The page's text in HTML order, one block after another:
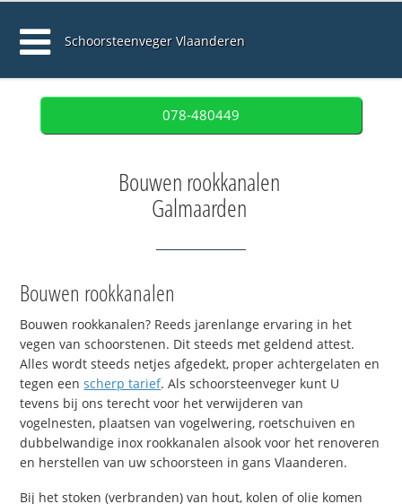
Schoorsteenveger Vlaanderen
078-480449
Bouwen rookkanalen
Galmaarden
Bouwen rookkanalen
Bouwen rookkanalen? Reeds jarenlange ervaring in het
vegen van schoorstenen. Dit steeds met geldend attest.
Alles wordt steeds netjes afgedekt, proper achtergelaten en
tegen eenscherp tarief. Als schoorsteenveger kunt U
tevens bij ons terecht voor het verwijderen van
vogelnesten, plaatsen van vogelwering, roetschuiven en
dubbelwandige inox rookkanalen alsook voor het renoveren
en herstellen van uw schoorsteen in gans Vlaanderen.
Bij het stoken (verbranden) van hout, kolen of olie komen